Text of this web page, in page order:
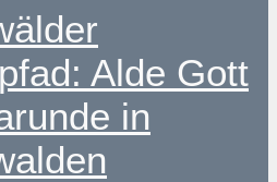
Alde Gott
in